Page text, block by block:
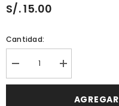
S/. 15.00
Cantidad:
Reducir
cantidad
porACEITE
Aumentar
cantidad
por